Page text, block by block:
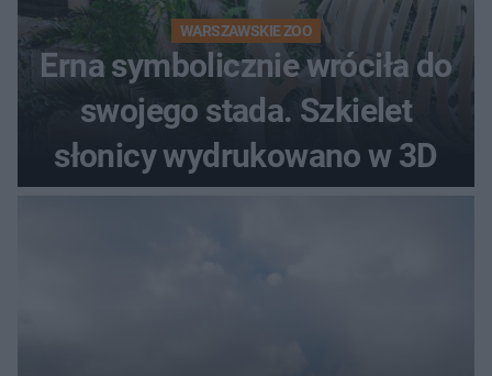
WARSZAWSKIE ZOO
Erna symbolicznie wróciła do
swojego stada. Szkielet
słonicy wydrukowano w 3D